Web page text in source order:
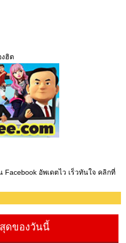
ฮิต
อัพเดตไว เร็วทันใจ คลิกที่
ดของวันนี้